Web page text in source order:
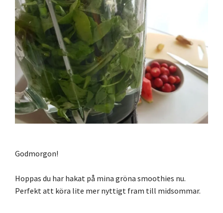
Godmorgon!
Hoppas du har hakat på mina gröna smoothies nu.
Perfekt att köra lite mer nyttigt fram till midsommar.